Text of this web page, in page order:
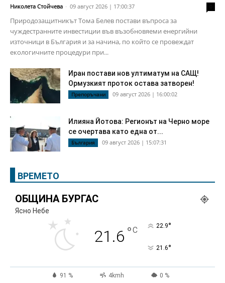
Николета Стойчева - 09 август 2026 | 17:00:37
Природозащитникът Тома Белев постави въпроса за
чуждестранните инвестиции във възобновяеми енергийни
източници в България и за начина, по който се провеждат
екологичните процедури при...
Иран постави нов ултиматум на САЩ!
Ормузкият проток остава затворен!
Препоръчани 09 август 2026 | 16:00:02
Илияна Йотова: Регионът на Черно море
се очертава като една от...
България 09 август 2026 | 15:07:31
ВРЕМЕТО
ОБЩИНА БУРГАС
Ясно Небе
21.6 °C 22.9°
21.6°
91 % 4kmh 0 %